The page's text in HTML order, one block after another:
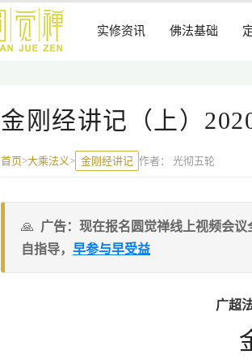
实修资讯 佛法基础
金刚经讲记（上）
首页>大乘法义> 金刚经讲记 作者： 光彻五轮
广告：现在报名圆觉禅线上视频会
自指导， 早参与早受益
广超